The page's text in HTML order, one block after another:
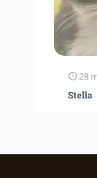
28
Stella